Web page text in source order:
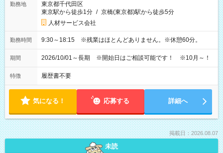
勤務地
東京都千代田区
東京駅から徒歩1分 / 京橋(東京都)駅から徒歩5分
人材サービス会社
勤務時間 9:30～18:15 ※残業はほとんどありません。※休憩60分。
期間 2026/10/01～長期 ※開始日はご相談可能です！ ※10月～！
特徴 履歴書不要
気になる！ 応募する 詳細へ
掲載日：2026.08.07
未読